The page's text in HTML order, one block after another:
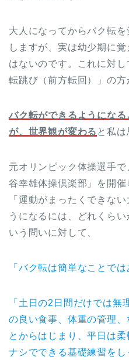
大人になってからバク転
しますが、実は幼少期に
はないのです。これに対
転跳び（前方転回）」の方
バク転ができるようにな
が、世界観が変わる と私は
元オリンピック体操選手
谷幸雄体操倶楽部」を開催
「運動がまったくできな
うになるには、どれくら
いう問いに対して、
「バク転は簡単なことでは
「土日の2日間だけでは無
の良い食事、体重の管理
とからはじまり、平日は
ナシでできる基礎練習を